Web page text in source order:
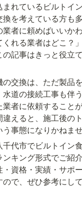
れているビルトイ
換を考えている方も
業者に頼めばいいか
れる業者はどこ？
記事はきっと役立
の交換は、ただ製品
道の接続工事も伴
者に依頼すること
えると、施工後の
事態になりかねませ
千代市でビルトイン
キング形式でご紹
資格・実績・サポ
で、ぜひ参考にして